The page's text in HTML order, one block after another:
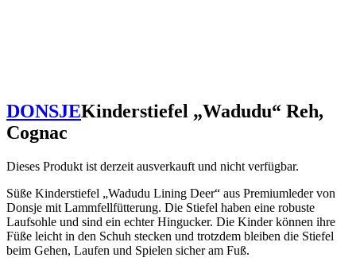
DONSJEKinderstiefel „Wadudu“ Reh,
Cognac
Dieses Produkt ist derzeit ausverkauft und nicht verfügbar.
Süße Kinderstiefel „Wadudu Lining Deer“ aus Premiumleder von
Donsje mit Lammfellfütterung. Die Stiefel haben eine robuste
Laufsohle und sind ein echter Hingucker. Die Kinder können ihre
Füße leicht in den Schuh stecken und trotzdem bleiben die Stiefel
beim Gehen, Laufen und Spielen sicher am Fuß.